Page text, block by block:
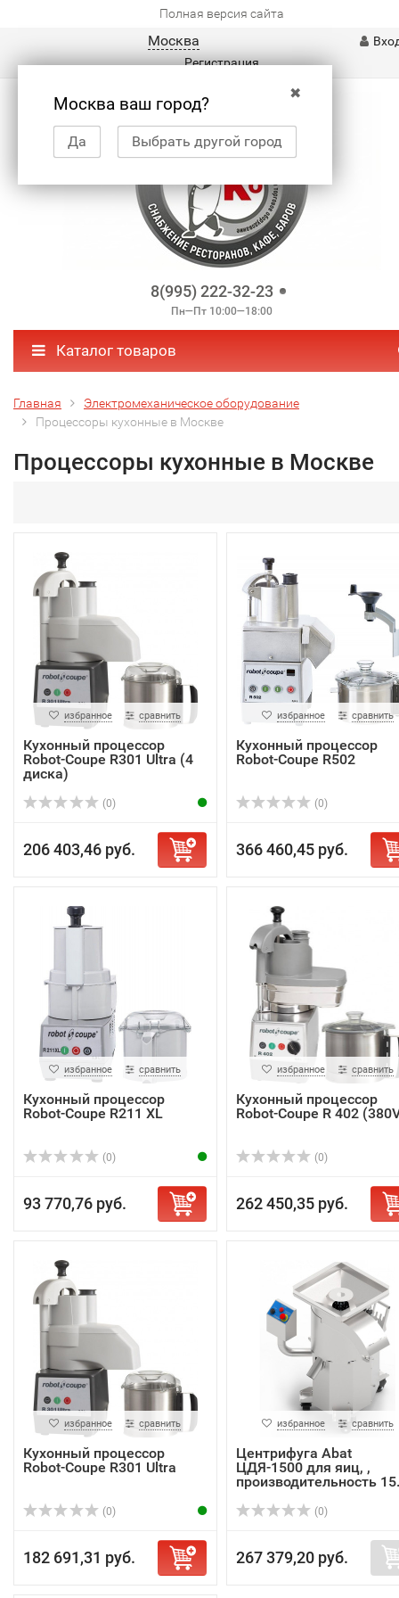
Полная версия сайта
Москва
✖
Москва ваш город?
Да Выбрать другой город
Регистрация
8(995) 222-32-23
Пн—Пт 10:00—18:00
Каталог товаров
Главная
Электромеханическое оборудование
Процессоры кухонные в Москве
Процессоры кухонные в Москве
избранное сравнить
Кухонный процессор
Robot-Coupe R301 Ultra (4
диска)
(0)
206 403,46 руб.
избранное сравнить
Кухонный процессор
Robot-Coupe R502
(0)
366 460,45 руб.
избранное сравнить
Кухонный процессор
Robot-Coupe R211 XL
(0)
93 770,76 руб.
избранное сравнить
Кухонный процессор
Robot-Coupe R 402
(0)
262 450,35 руб.
избранное сравнить
Кухонный процессор
Robot-Coupe R301 Ultra
(0)
182 691,31 руб.
избранное сравнить
Центрифуга Abat
ЦДЯ-1500 для яиц, ,
производительность
(0)
267 379,20 руб.